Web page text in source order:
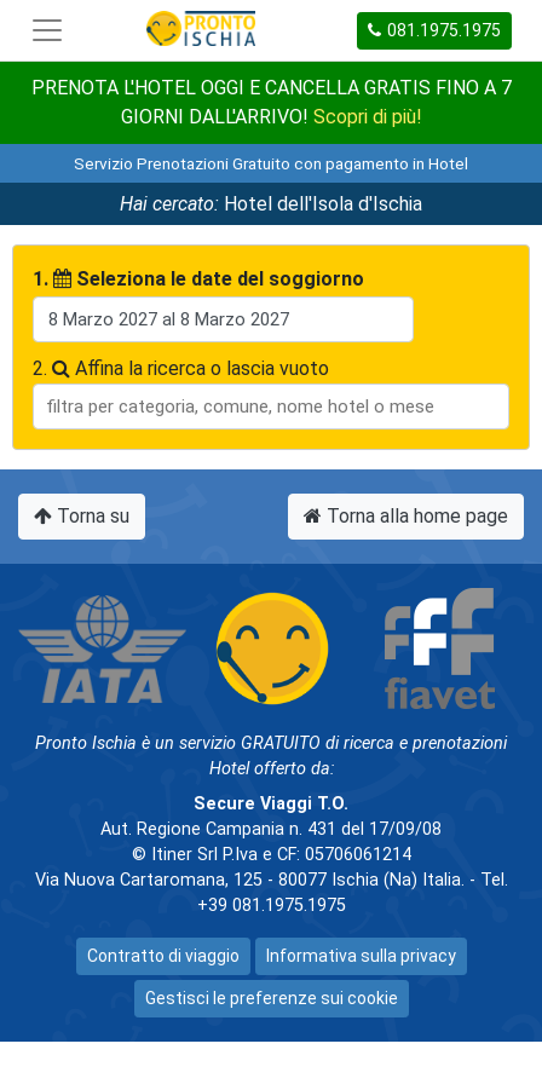
081.1975.1975
PRENOTA L'HOTEL OGGI E CANCELLA GRATIS FINO A 7
GIORNI DALL'ARRIVO! Scopri di più!
Servizio Prenotazioni Gratuito con pagamento in Hotel
Hai cercato: Hotel dell'Isola d'Ischia
1. Seleziona le date del soggiorno
2. Affina la ricerca o lascia vuoto
Torna su Torna alla home page
Pronto Ischia è un servizio GRATUITO di ricerca e prenotazioni
Hotel offerto da:
Secure Viaggi T.O.
Aut. Regione Campania n. 431 del 17/09/08
© Itiner Srl P.Iva e CF: 05706061214
Via Nuova Cartaromana, 125 - 80077 Ischia (Na) Italia. - Tel.
+39 081.1975.1975
Contratto di viaggio Informativa sulla privacy
Gestisci le preferenze sui cookie